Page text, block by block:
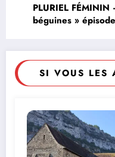
PLURIEL
béguines »
SI VOUS LES